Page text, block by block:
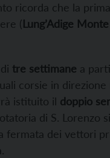
ricorda che la
(Lung’Adige
tre settimane a
corsie in
istituito il doppio
di S. Lorenzo
fermata dei vettori